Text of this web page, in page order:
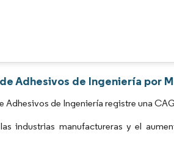
Adhesivos de Ingeniería por
Adhesivos de Ingeniería registre una
industrias manufactureras y el